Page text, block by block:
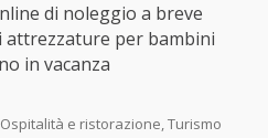
di noleggio a breve
attrezzature per bambini
in vacanza
e ristorazione, Turismo